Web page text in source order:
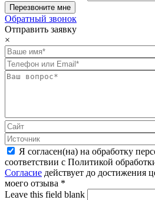
Обратный звонок
Отправить заявку
×
Я согласен(на) на обработку
соответствии с Политикой
Согласие действует до достижения
моего отзыва *
Leave this field blank